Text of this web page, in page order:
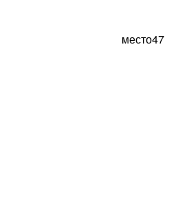
место47